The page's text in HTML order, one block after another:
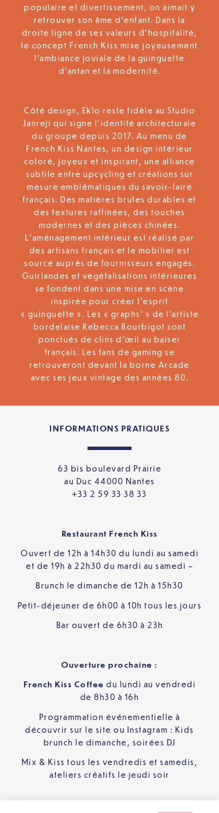
populaire et divertissement, on aimait y
retrouver son âme d’enfant. Dans la
droite ligne de ses valeurs d’hospitalité,
le concept French Kiss mixe joyeusement
l’ambiance joviale de la guinguette
d’antan et la modernité.
Côté design, Eklo reste fidèle au Studio
Janreji qui signe l’identité architecturale
du groupe depuis 2017. Au menu de
French Kiss Nantes, un design intérieur
coloré, joyeux et inspirant, une alliance
subtile entre upcycling et créations sur
mesure emblématiques du savoir-faire
français. Des matières brutes durables et
des textures raffinées, des touches
modernes et des pièces chinées.
L’aménagement intérieur est réalisé par
des artisans français et le mobilier est
sourcé auprès de fournisseurs engagés.
Guirlandes et végétalisations intérieures
se fondent dans une mise en scène
inspirée pour créer l’esprit
« guinguette ». Les « graphs’ » de l’artiste
bordelaise Rebecca Bourbigot sont
ponctués de clins d’œil au baiser
français. Les fans de gaming se
retrouveront devant la borne Arcade
avec ses jeux vintage des années 80.
INFORMATIONS PRATIQUES
63 bis boulevard Prairie
au Duc 44000 Nantes
+33 2 59 33 38 33
Restaurant French Kiss
Ouvert de 12h à 14h30 du lundi au samedi
et de 19h à 22h30 du mardi au samedi –
Brunch le dimanche de 12h à 15h30
Petit-déjeuner de 6h00 à 10h tous les jours
Bar ouvert de 6h30 à 23h
Ouverture prochaine :
French Kiss Coffee du lundi au vendredi
de 8h30 à 16h
Programmation événementielle à
découvrir sur le site ou Instagram : Kids
brunch le dimanche, soirées DJ
Mix & Kiss tous les vendredis et samedis,
ateliers créatifs le jeudi soir